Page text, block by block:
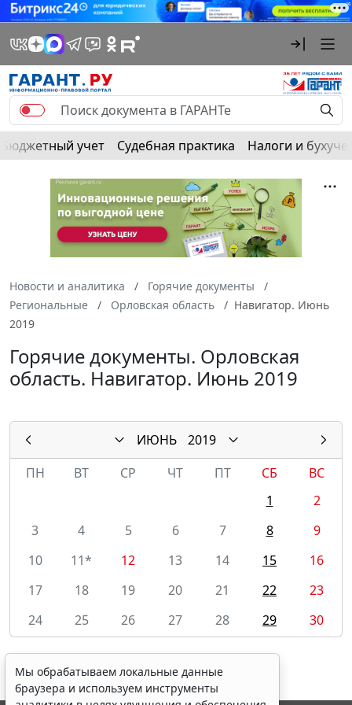
Бюджетный учет Судебная практика Налоги и
Новости и аналитика
Горячие документы
Региональные
Орловская область
Навигатор. Июнь
2019
Горячие документы. Орловская
область. Навигатор. Июнь 2019
ИЮНЬ
2019
ПН
ВТ СР ЧТ ПТ СБ
ВС
1
2
3
4 5 6 7 8
9
10
11* 12 13 14 15
16
17
18 19 20 21 22
23
24
25 26 27 28 29 30
Мы обрабатываем локальные данные
браузера и используем инструменты